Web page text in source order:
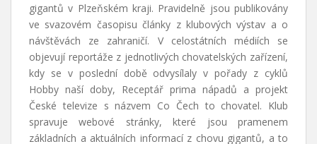
gigantů v Plzeňském kraji. Pravidelně jsou publikovány
ve svazovém časopisu články z klubových výstav a o
návštěvách ze zahraničí. V celostátních médiích se
objevují reportáže z jednotlivých chovatelských zařízení,
kdy se v poslední době odvysílaly v pořady z cyklů
Hobby naší doby, Receptář prima nápadů a projekt
České televize s názvem Co Čech to chovatel. Klub
spravuje webové stránky, které jsou pramenem
základních a aktuálních informací z chovu gigantů, a to